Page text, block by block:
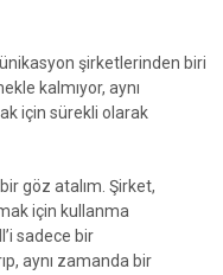
şirketlerinden biri
kalmıyor, aynı
için sürekli olarak
göz atalım. Şirket,
için kullanma
sadece bir
aynı zamanda bir